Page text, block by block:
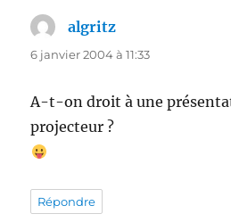
algritz
6 janvier 2004 à 11:33
A-t-on droit à une
projecteur ?
Répondre